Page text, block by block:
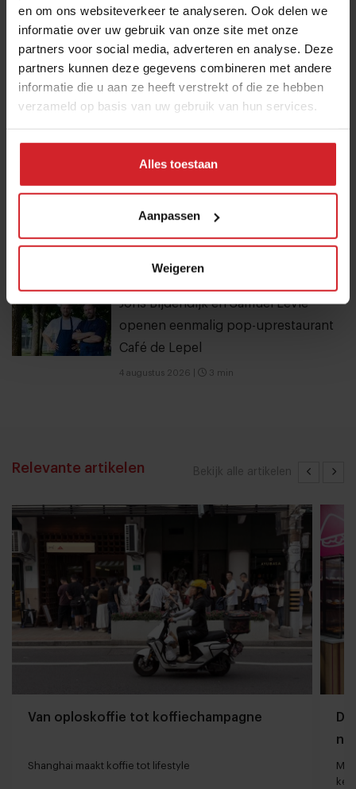
en om ons websiteverkeer te analyseren. Ook delen we
informatie over uw gebruik van onze site met onze
partners voor social media, adverteren en analyse. Deze
partners kunnen deze gegevens combineren met andere
informatie die u aan ze heeft verstrekt of die ze hebben
verzameld op basis van uw gebruik van hun services.
Alles toestaan
Aanpassen
Weigeren
go-locaties
7 augustus 2026| 7 min
Mijn favo influencer gaat naar Japan,
7 augustus 2026| 4 min
Eten in Amsterdam: van verscholen
Joris Bijdendijk en Samuel Levie
openen eenmalig pop-uprestaurant
Café de Lepel
4 augustus 2026 3 min
Bekijk alle artikelen
Relevante artikelen
Van oploskoffie tot koffiechampagne
Shanghai maakt koffie tot lifestyle